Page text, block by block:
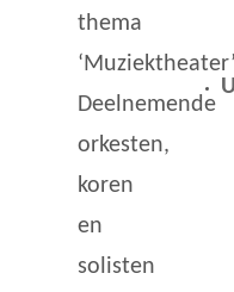
thema
Deelnemende
orkesten,
koren
en
solisten